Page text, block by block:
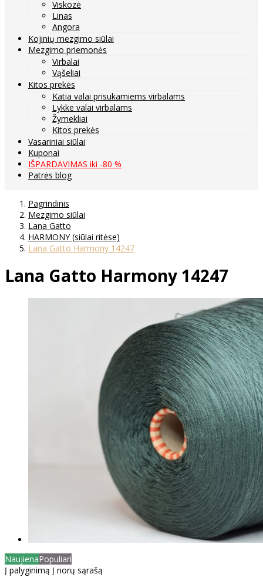
Viskozė
Linas
Angora
Kojinių mezgimo siūlai
Mezgimo priemonės
Virbalai
Vąšeliai
Kitos prekės
Katia valai prisukamiems virbalams
Lykke valai virbalams
Žymekliai
Kitos prekės
Vasariniai siūlai
Kuponai
IŠPARDAVIMAS iki -80 %
Patrės blog
Pagrindinis
Mezgimo siūlai
Lana Gatto
HARMONY (siūlai ritėse)
Lana Gatto Harmony 14247
Lana Gatto Harmony 14247
NaujienaPopuliari
Į palyginimą Į norų sąrašą